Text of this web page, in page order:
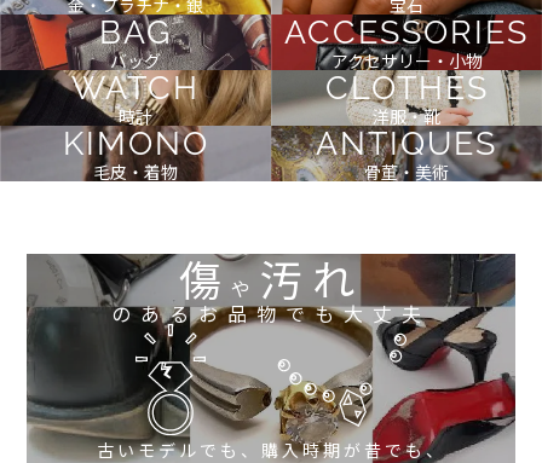
BAG
バッグ
ACCESSORIES
アクセサリー・小物
WATCH
時計
CLOTHES
洋服・靴
KIMONO
毛皮・着物
ANTIQUES
骨董・美術
傷や 汚れ
のあるお品物でも大丈夫
古いモデルでも、購入時期が昔でも、